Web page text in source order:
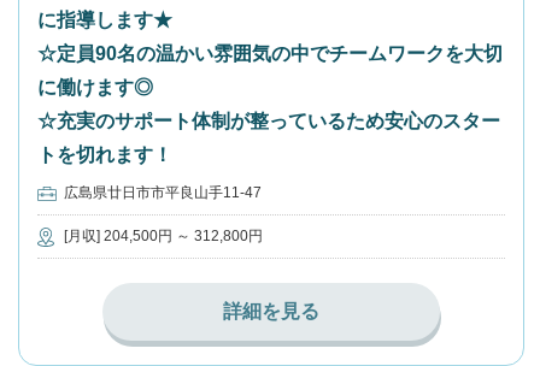
に指導します★
☆定員90名の温かい雰囲気の中でチームワークを大切
に働けます◎
☆充実のサポート体制が整っているため安心のスター
トを切れます！
広島県廿日市市平良山手11-47
[月収] 204,500円 ～ 312,800円
詳細を見る